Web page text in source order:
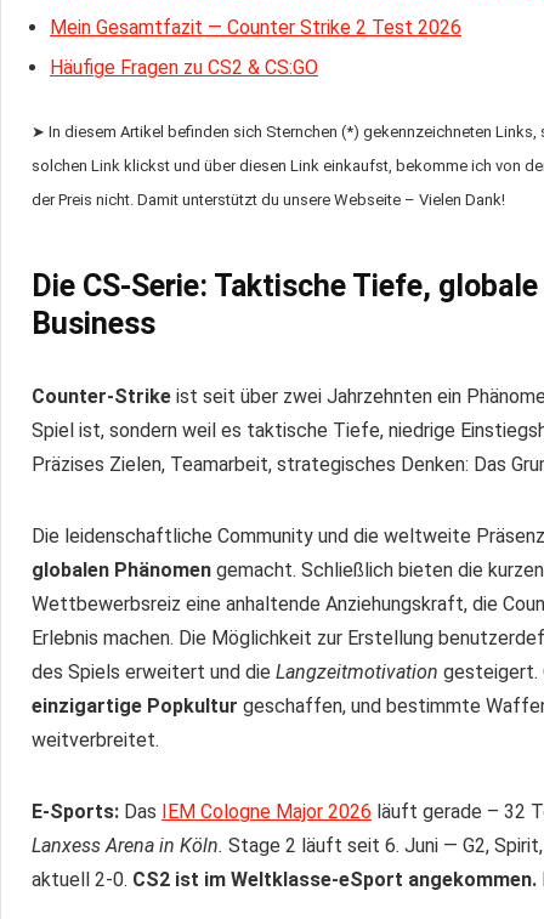
Mein Gesamtfazit — Counter Strike 2 Test 2026
Häufige Fragen zu CS2 & CS:GO
➤ In diesem Artikel befinden sich Sternchen (*) gekennzeichneten
solchen Link klickst und über diesen Link einkaufst, bekomme ich von
der Preis nicht. Damit unterstützt du unsere Webseite – Vielen Dank!
Die CS-Serie: Taktische Tiefe,
Business
Counter-Strike ist seit über zwei Jahrzehnten ein
Spiel ist, sondern weil es taktische Tiefe, niedrige
Präzises Zielen, Teamarbeit, strategisches Denken: Das
Die leidenschaftliche Community und die weltweite
globalen Phänomen gemacht. Schließlich bieten die
Wettbewerbsreiz eine anhaltende Anziehungskraft, die
Erlebnis machen. Die Möglichkeit zur Erstellung
des Spiels erweitert und die Langzeitmotivation gesteigert.
einzigartige Popkultur geschaffen, und bestimmte
weitverbreitet.
E-Sports: Das IEM Cologne Major 2026 läuft gerade – 32
Lanxess Arena in Köln. Stage 2 läuft seit 6. Juni — G2,
aktuell 2-0. CS2 ist im Weltklasse-eSport angekommen.